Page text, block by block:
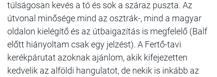
túlságosan kevés a tó és sok a száraz puszta. Az
útvonal minősége mind az osztrák-, mind a magyar
oldalon kielégítő és az útbaigazítás is megfelelő (Balf
előtt hiányoltam csak egy jelzést). A Fertő-tavi
kerékpárutat azoknak ajánlom, akik kifejezetten
kedvelik az alföldi hangulatot, de nekik is inkább az